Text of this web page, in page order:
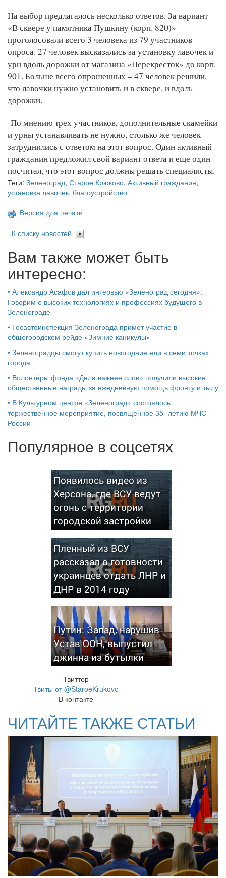
На выбор предлагалось несколько ответов. За вариант
«В сквере у памятника Пушкину (корп. 820)»
проголосовали всего 3 человека из 79 участников
опроса. 27 человек высказались за установку лавочек и
урн вдоль дорожки от магазина «Перекресток» до корп.
901. Больше всего опрошенных – 47 человек решили,
что лавочки нужно установить и в сквере, и вдоль
дорожки.
По мнению трех участников, дополнительные скамейки
и урны устанавливать не нужно, столько же человек
затруднились с ответом на этот вопрос. Один активный
гражданин предложил свой вариант ответа и еще один
посчитал, что этот вопрос должны решать специалисты.
Теги: Зеленоград, Старое Крюково, Активный гражданин,
установка лавочек, благоустройство
Версия для печати
К списку новостей
Вам также может быть
интересно:
• Александр Асафов дал интервью «Зеленоград сегодня».
Говорим о высоких технологиях и профессиях будущего в
Зеленограде
• Госавтоинспекция Зеленограда примет участие в
общегородском рейде «Зимние каникулы»
• Зеленоградцы смогут купить новогодние ели в семи точках
города
• Волонтёры фонда «Дела важнее слов» получили высокие
общественные награды за ежедневную помощь фронту и тылу
• В Культурном центре «Зеленоград» состоялось
торжественное мероприятие, посвященное 35- летию МЧС
России
Популярное в соцсетях
Появилось видео из
Херсона, где ВСУ ведут
огонь с территории
городской застройки
Пленный из ВСУ
рассказал о готовности
украинцев отдать ЛНР и
ДНР в 2014 году
Путин: Запад, нарушив
Устав ООН, выпустил
джинна из бутылки
Твиттер
Твиты от @StaroeKrukovo
В контакте
ЧИТАЙТЕ ТАКЖЕ СТАТЬИ